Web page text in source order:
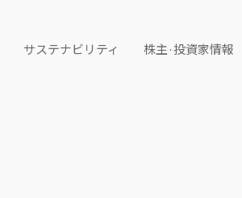
サステナビリティ 株主·投資家情報